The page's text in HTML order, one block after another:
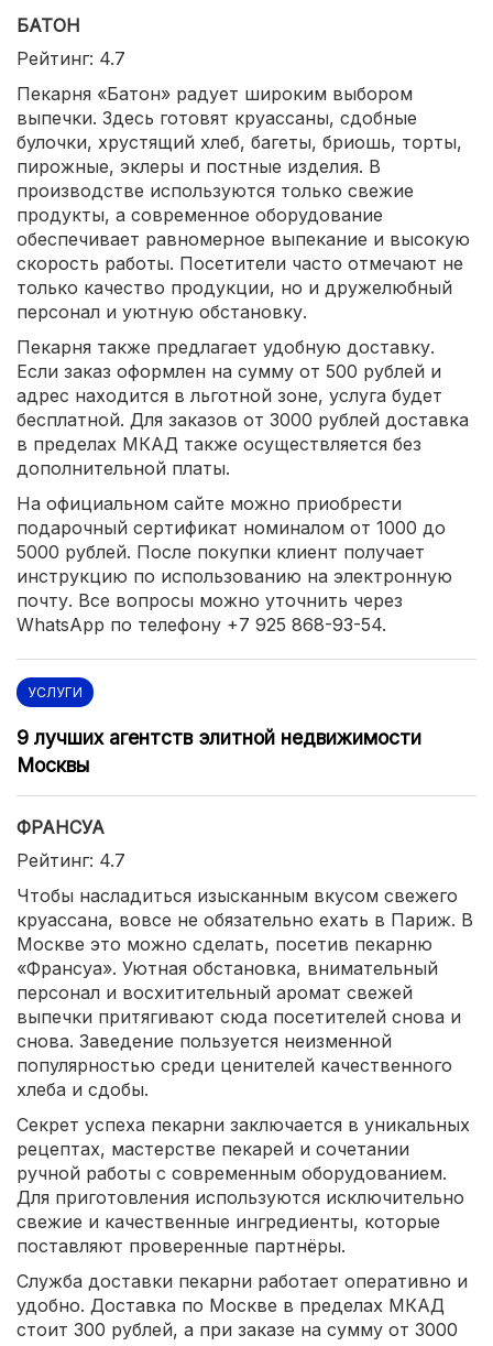
БАТОН
Рейтинг: 4.7
Пекарня «Батон» радует широким выбором
выпечки. Здесь готовят круассаны, сдобные
булочки, хрустящий хлеб, багеты, бриошь, торты,
пирожные, эклеры и постные изделия. В
производстве используются только свежие
продукты, а современное оборудование
обеспечивает равномерное выпекание и высокую
скорость работы. Посетители часто отмечают не
только качество продукции, но и дружелюбный
персонал и уютную обстановку.
Пекарня также предлагает удобную доставку.
Если заказ оформлен на сумму от 500 рублей и
адрес находится в льготной зоне, услуга будет
бесплатной. Для заказов от 3000 рублей доставка
в пределах МКАД также осуществляется без
дополнительной платы.
На официальном сайте можно приобрести
подарочный сертификат номиналом от 1000 до
5000 рублей. После покупки клиент получает
инструкцию по использованию на электронную
почту. Все вопросы можно уточнить через
WhatsApp по телефону +7 925 868-93-54.
УСЛУГИ
9 лучших агентств элитной недвижимости
Москвы
ФРАНСУА
Рейтинг: 4.7
Чтобы насладиться изысканным вкусом свежего
круассана, вовсе не обязательно ехать в Париж. В
Москве это можно сделать, посетив пекарню
«Франсуа». Уютная обстановка, внимательный
персонал и восхитительный аромат свежей
выпечки притягивают сюда посетителей снова и
снова. Заведение пользуется неизменной
популярностью среди ценителей качественного
хлеба и сдобы.
Секрет успеха пекарни заключается в уникальных
рецептах, мастерстве пекарей и сочетании
ручной работы с современным оборудованием.
Для приготовления используются исключительно
свежие и качественные ингредиенты, которые
поставляют проверенные партнёры.
Служба доставки пекарни работает оперативно и
удобно. Доставка по Москве в пределах МКАД
стоит 300 рублей, а при заказе на сумму от 3000